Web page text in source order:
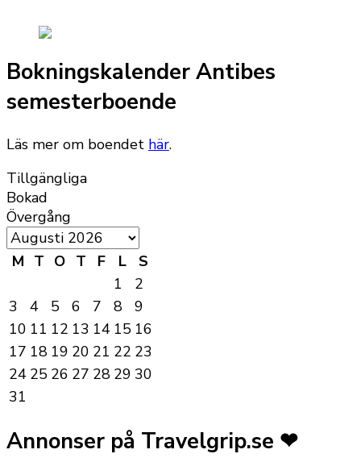
Bokningskalender Antibes
semesterboende
Läs mer om boendet här.
Tillgängliga
Bokad
Övergång
M T O T F L
S
1
2
3
4 5 6 7 8
9
10 11 12 13 14 15 16
17 18 19 20 21 22 23
24 25 26 27 28 29 30
31
Annonser på Travelgrip.se ❤